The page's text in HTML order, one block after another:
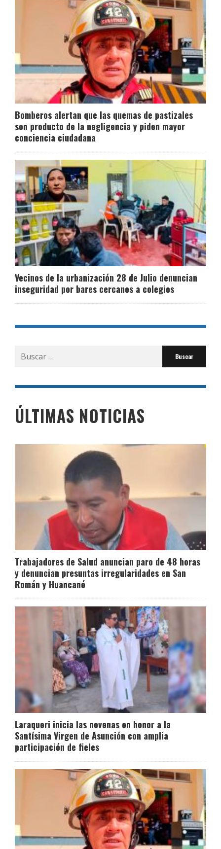
Bomberos alertan que las quemas de pastizales
son producto de la negligencia y piden mayor
conciencia ciudadana
Vecinos de la urbanización 28 de Julio denuncian
inseguridad por bares cercanos a colegios
Buscar
por:
ÚLTIMAS NOTICIAS
Trabajadores de Salud anuncian paro de 48 horas
y denuncian presuntas irregularidades en San
Román y Huancané
Laraqueri inicia las novenas en honor a la
Santísima Virgen de Asunción con amplia
participación de fieles